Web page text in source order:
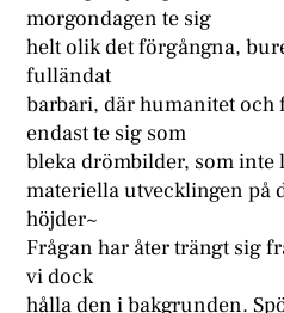
morgondagen te sig
helt olik det förgångna,
fulländat
barbari, där humanitet
endast te sig som
bleka drömbilder, som inte
materiella utvecklingen på
höjder~
Frågan har åter trängt sig
vi dock
hålla den i bakgrunden.